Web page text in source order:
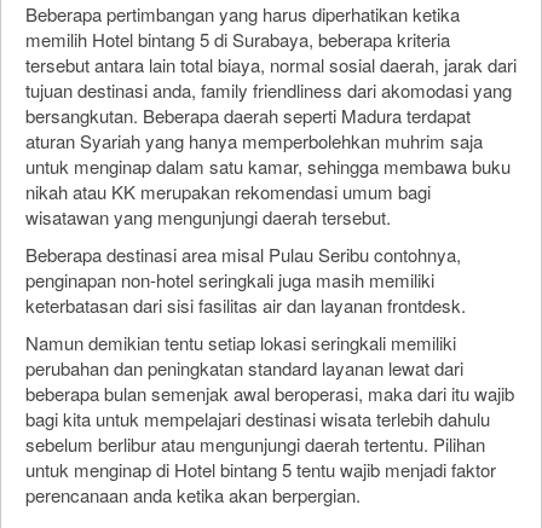
Beberapa pertimbangan yang harus diperhatikan ketika
memilih Hotel bintang 5 di Surabaya, beberapa kriteria
tersebut antara lain total biaya, normal sosial daerah, jarak dari
tujuan destinasi anda, family friendliness dari akomodasi yang
bersangkutan. Beberapa daerah seperti Madura terdapat
aturan Syariah yang hanya memperbolehkan muhrim saja
untuk menginap dalam satu kamar, sehingga membawa buku
nikah atau KK merupakan rekomendasi umum bagi
wisatawan yang mengunjungi daerah tersebut.
Beberapa destinasi area misal Pulau Seribu contohnya,
penginapan non-hotel seringkali juga masih memiliki
keterbatasan dari sisi fasilitas air dan layanan frontdesk.
Namun demikian tentu setiap lokasi seringkali memiliki
perubahan dan peningkatan standard layanan lewat dari
beberapa bulan semenjak awal beroperasi, maka dari itu wajib
bagi kita untuk mempelajari destinasi wisata terlebih dahulu
sebelum berlibur atau mengunjungi daerah tertentu. Pilihan
untuk menginap di Hotel bintang 5 tentu wajib menjadi faktor
perencanaan anda ketika akan berpergian.